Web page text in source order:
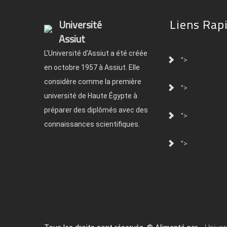
Université
Assiut
L'Université d'Assiut a été créée
en octobre 1957 à Assiut. Elle
considère comme la première
université de Haute Égypte à
préparer des diplômés avec des
connaissances scientifiques.
Liens
">
">
">
">